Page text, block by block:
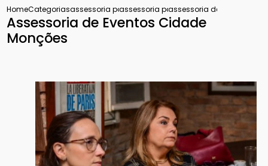
HomeCategoriasassessoria para eventoassessoria para eventosassessoria de eventos
Assessoria de Eventos Cidade
Monções